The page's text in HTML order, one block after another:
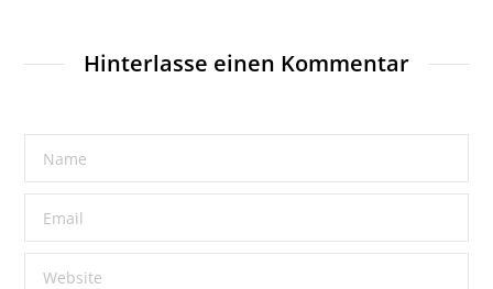
Hinterlasse einen Kommentar